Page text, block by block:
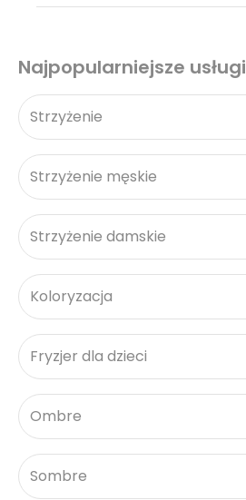
Najpopularniejsze usługi
Strzyżenie
Strzyżenie męskie
Strzyżenie damskie
Koloryzacja
Fryzjer dla dzieci
Ombre
Sombre